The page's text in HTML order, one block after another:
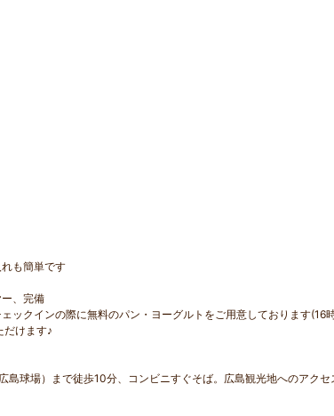
も簡単です
、完備
クインの際に無料のパン・ヨーグルトをご用意しております(16
だけます♪
球場）まで徒歩10分、コンビニすぐそば。広島観光地へのアクセ